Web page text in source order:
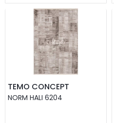
TEMO CONCEPT
NORM HALI 6204